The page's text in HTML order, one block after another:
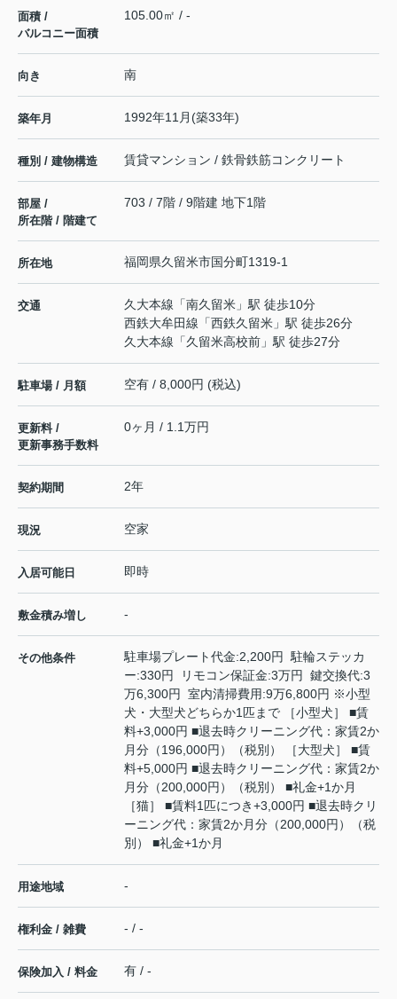
面積 /
バルコニー面積
105.00㎡ / -
向き 南
築年月 1992年11月(築33年)
種別 / 建物構造 賃貸マンション / 鉄骨鉄筋コンクリート
部屋 /
所在階 / 階建て
703 / 7階 / 9階建 地下1階
所在地 福岡県久留米市国分町1319-1
交通 久大本線 「南久留米 」駅 徒歩10分
西鉄大牟田線 「西鉄久留米 」駅 徒歩26分
久大本線 「久留米高校前 」駅 徒歩27分
駐車場 / 月額 空有 / 8,000円 (税込)
更新料 /
更新事務手数料
0ヶ月 / 1.1万円
契約期間 2年
現況 空家
入居可能日 即時
敷金積み増し -
その他条件
駐車場プレート代金:2,200円 駐輪ステッカ
ー:330円 リモコン保証金:3万円 鍵交換代:3
万6,300円 室内清掃費用:9万6,800円 ※小型
犬・大型犬どちらか1匹まで ［小型犬］ ■賃
料+3,000円 ■退去時クリーニング代：家賃2か
月分（196,000円）（税別） ［大型犬］ ■賃
料+5,000円 ■退去時クリーニング代：家賃2か
月分（200,000円）（税別） ■礼金+1か月
［猫］ ■賃料1匹につき+3,000円 ■退去時クリ
ーニング代：家賃2か月分（200,000円）（税
別） ■礼金+1か月
用途地域 -
権利金 / 雑費 - / -
保険加入 / 料金 有 / -